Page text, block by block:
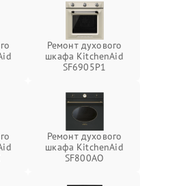
Ремонт духового
шкафа KitchenAid
SF6905P1
Ремонт духового
шкафа KitchenAid
SF800AO